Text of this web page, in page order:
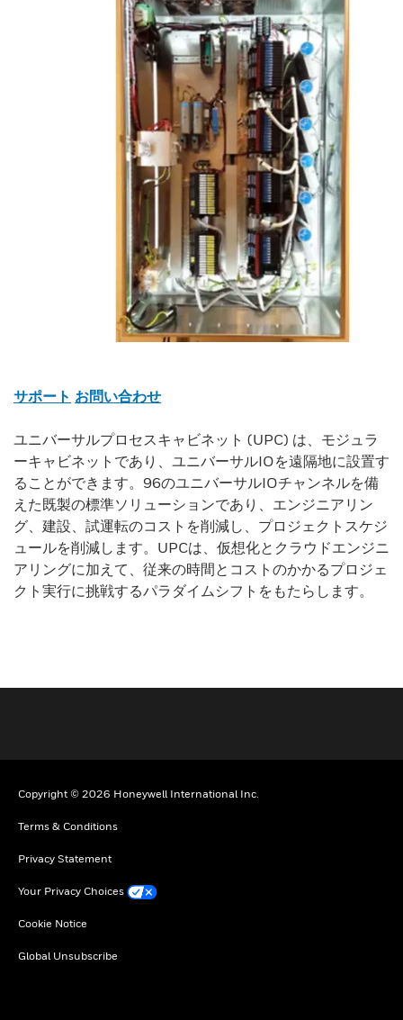
サポート お問い合わせ
ユニバーサルプロセスキャビネット (UPC) は、モジュラ
ーキャビネットであり、ユニバーサルIOを遠隔地に設置す
ることができます。96のユニバーサルIOチャンネルを備
えた既製の標準ソリューションであり、エンジニアリン
グ、建設、試運転のコストを削減し、プロジェクトスケジ
ュールを削減します。UPCは、仮想化とクラウドエンジニ
アリングに加えて、従来の時間とコストのかかるプロジェ
クト実行に挑戦するパラダイムシフトをもたらします。
Copyright © 2026 Honeywell International Inc.
Terms & Conditions
Privacy Statement
Your Privacy Choices
Cookie Notice
Global Unsubscribe